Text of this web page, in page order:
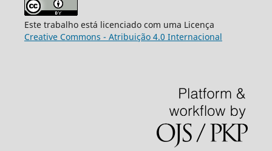
Este trabalho está licenciado com uma Licença
Creative Commons - Atribuição 4.0 Internacional